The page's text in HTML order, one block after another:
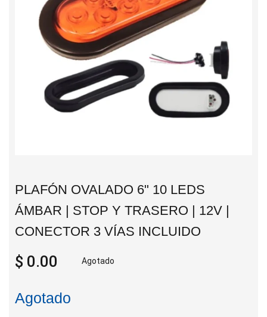
PLAFÓN OVALADO 6" 10 LEDS
ÁMBAR | STOP Y TRASERO | 12V |
CONECTOR 3 VÍAS INCLUIDO
$ 0.00 Agotado
Agotado